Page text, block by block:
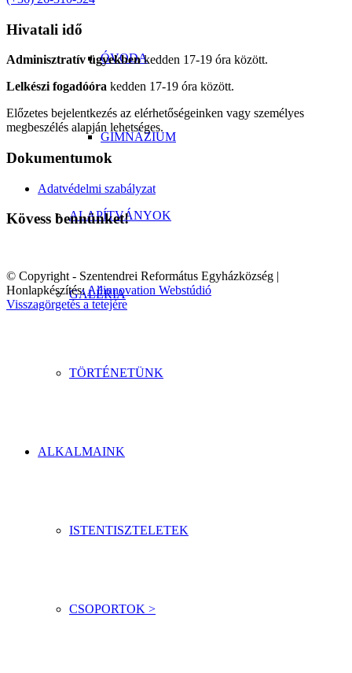
ÓVODA
GIMNÁZIUM
ALAPÍTVÁNYOK
GALÉRIA
TÖRTÉNETÜNK
ALKALMAINK
ISTENTISZTELETEK
CSOPORTOK >
Hivatali idő
Adminisztratív ügyekbenkedden 17-19 óra között.
Lelkészi fogadóóra kedden 17-19 óra között.
Előzetes bejelentkezés az elérhetőségeinken vagy személyes
megbeszélés alapján lehetséges.
Dokumentumok
Adatvédelmi szabályzat
Kövess bennünket!
© Copyright - Szentendrei Református Egyházközség |
Honlapkészítés: Allinnovation Webstúdió
Visszagörgetés a tetejére